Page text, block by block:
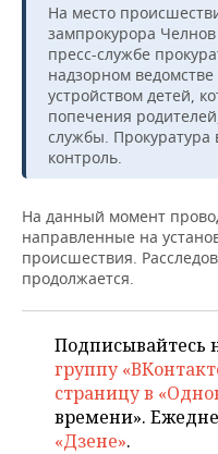
ВОДНЫЕ ВИДЫ
ХОККЕЙ С МЯЧОМ
ОБРАЗОВАНИЕ
ПРОИСШЕСТВИЯ
На место
зампрокурора
пресс-службе
надзорном
устройством детей,
попечения
службы. Прокуратура
контроль.
На данный момент
направленные на
происшествия.
продолжается.
Подписывайтесь
группу
страницу в
времени».
«Дзене».